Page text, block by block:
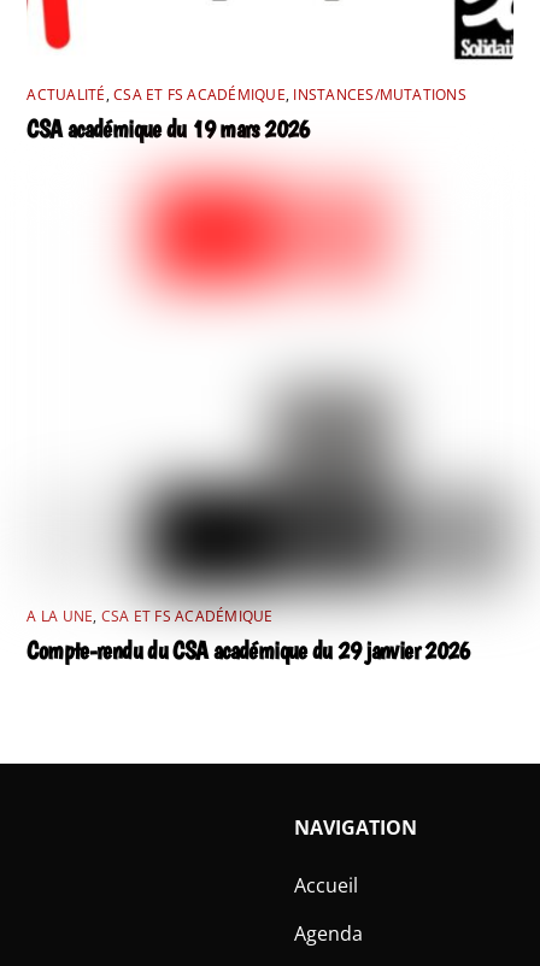
ACTUALITÉ,CSA ET FS ACADÉMIQUE, INSTANCES/MUTATIONS
CSA académique du 19 mars 2026
A LA UNE, CSA ET FS ACADÉMIQUE
Compte-rendu du CSA académique du 29 janvier 2026
NAVIGATION
Accueil
Agenda